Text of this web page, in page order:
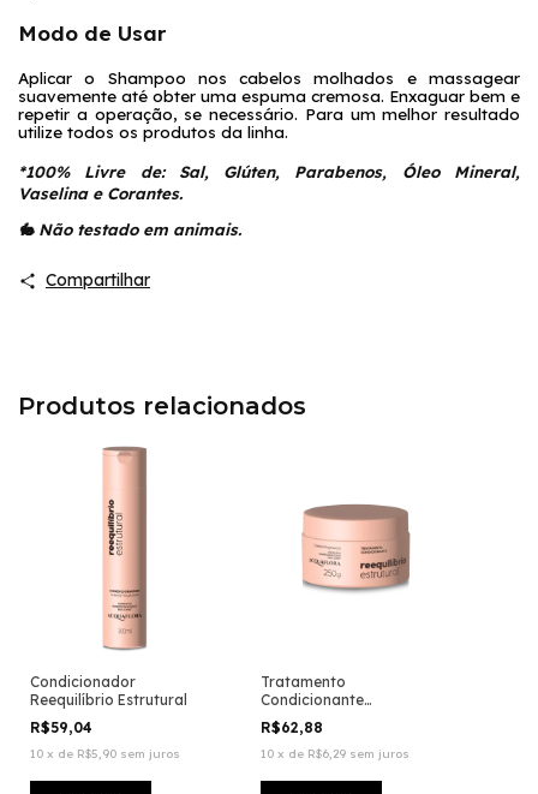
Modo de Usar
Aplicar o Shampoo nos cabelos molhados e massagear
suavemente até obter uma espuma cremosa. Enxaguar bem e
repetir a operação, se necessário. Para um melhor resultado
utilize todos os produtos da linha.
*100% Livre de: Sal, Glúten, Parabenos, Óleo Mineral,
Vaselina e Corantes.
🐇 Não testado em animais.
Compartilhar
Produtos relacionados
Condicionador
Reequilíbrio Estrutural
R$59,04
10 x de R$5,90 sem juros
Tratamento
Condicionante
Reequilíbrio Estrutural
R$62,88
10 x de R$6,29 sem juros